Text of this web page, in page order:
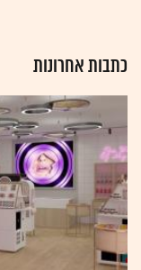
כתבות אחרונות